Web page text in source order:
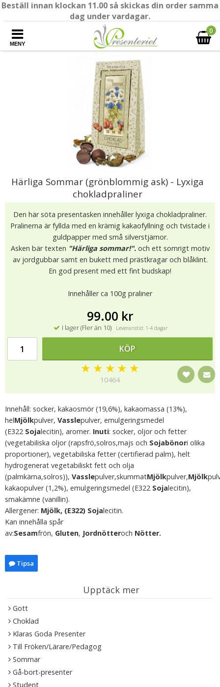
Beställ innan klockan 11.00 så skickas din order samma
dag under vardagar.
MENY
0
Härliga Sommar (grönblommig ask) - Lyxiga
chokladpraliner
Den här söta presentasken innehåller lyxiga chokladpraliner.
Pralinerna är fyllda med en krämig kakaofyllning och tvistade i
guldpapper med små silverstjärnor.
Asken bär texten "Härliga sommar!".och ett somrigt motiv
av jordgubbar samt en bukett med prästkragar och blåklint.
En god present med ett fint budskap!
Innehåller ca 100g praliner
99.00 kr
I lager (Fler än 10) Leveranstid: 1-4 dagar
KÖP
★ ★ ★ ★ ★
10464
Innehåll: socker, kakaosmör (19,6%), kakaomassa (13%),
helMjölkpulver, Vasslepulver, emulgeringsmedel
(E322 Sojalecitin), aromer. Inuti: socker, oljor och fetter
(vegetabiliska oljor (rapsfrö,solros,majs och Sojabönori olika
proportioner), vegetabiliska fetter (certifierad palm), helt
hydrogenerat vegetabiliskt fett och olja
(palmkärna,solros)), Vasslepulver,skummatMjölkpulver,Mjölk
kakaopulver (1,2%), emulgeringsmedel (E322 Sojalecitin),
smakämne (vanillin).
Allergener: Mjölk, (E322) Sojalecitin.
Kan innehålla spår
av:Sesamfrön, Gluten, Jordnötteroch Nötter.
Tipsa
Upptäck mer
Gott
Choklad
Klaras Goda Presenter
Till Fröken/Lärare/Pedagog
Sommar
Gå-bort-presenter
Student